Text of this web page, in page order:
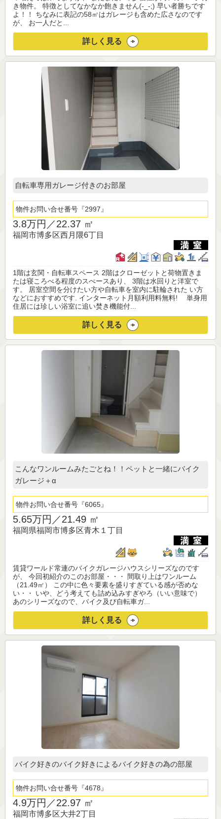
き物件。 特徴としてなかなか飽きません(-_-;) 早い者勝ちです
よ！！ ちなみに表記の58㎡はガレージも含めた広さなのです
が、 お一人だと...
詳しく見る
自転車専用ガレージ付きのお部屋
物件お問い合せ番号 2997
3.8万円／22.37 ㎡
福岡市博多区西月隈6丁目
1階は玄関・自転車スペース 2階はクローゼットと荷物置きま
たは寝ころべる程度のスぺースあり、 3階は水回りと洋室で
す。 居室空間を分けたい方や自転車を室内に駐輪された い方
などにおすすめです. インターネット月額利用料無料! 単身用
住居には珍しい浴室に追い焚き機能付...
詳しく見る
こんなワンルームみたごとね！！ペットと一緒にバイク
ガレージ＋α
物件お問い合せ番号 6065
5.65万円／21.49 ㎡
福岡県福岡市博多区青木１丁目
賃貸ワールド常連のバイクガレージハウスシリーズなのです
が、 今回初紹介のこのお部屋・・・ 間取り上はワンルーム
（21.49㎡） この中に色々要素を盛りすぎている感が否めな
い・・ いや、どう考えても詰め込みすぎやろ（いい意味で）
あのシリーズなので、バイク及び自転車ガ...
詳しく見る
バイク好きのバイク好きによるバイク好きの為の部屋
物件お問い合せ番号 4678
4.9万円／22.97 ㎡
福岡市博多区大井2丁目